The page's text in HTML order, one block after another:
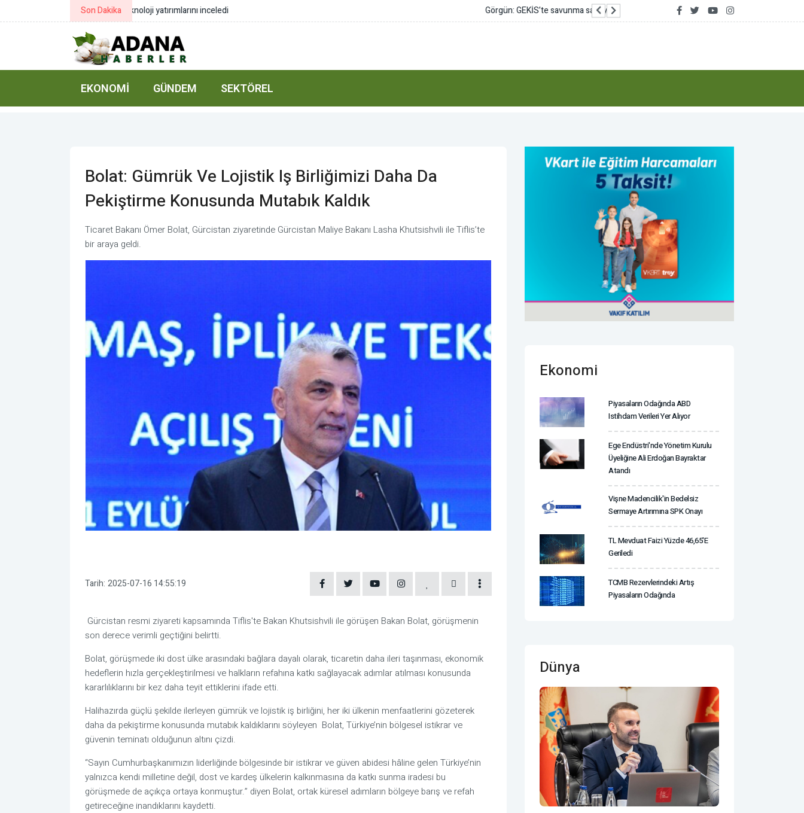
Son Dakika Görgün: GEKİS’te savunma sanayii teknolojisi sivil alana taşındı Karar Partisi Genel Başkanı Aydın: İlk işim
EKONOMI GÜNDEM SEKTÖREL
Bolat: Gümrük Ve Lojistik Iş Birliğimizi Daha Da
Pekiştirme Konusunda Mutabık Kaldık
Ticaret Bakanı Ömer Bolat, Gürcistan ziyaretinde Gürcistan Maliye Bakanı Lasha Khutsishvili ile Tiflis’te
bir araya geldi.
Tarih: 2025-07-16 14:55:19
Gürcistan resmi ziyareti kapsamında Tiflis'te Bakan Khutsishvili ile görüşen Bakan Bolat, görüşmenin
son derece verimli geçtiğini belirtti.
Bolat, görüşmede iki dost ülke arasındaki bağlara dayalı olarak, ticaretin daha ileri taşınması, ekonomik
hedeflerin hızla gerçekleştirilmesi ve halkların refahına katkı sağlayacak adımlar atılması konusunda
kararlılıklarını bir kez daha teyit ettiklerini ifade etti.
Halihazırda güçlü şekilde ilerleyen gümrük ve lojistik iş birliğini, her iki ülkenin menfaatlerini gözeterek
daha da pekiştirme konusunda mutabık kaldıklarını söyleyen Bolat, Türkiye’nin bölgesel istikrar ve
güvenin teminatı olduğunun altını çizdi.
“Sayın Cumhurbaşkanımızın liderliğinde bölgesinde bir istikrar ve güven abidesi hâline gelen Türkiye’nin
yalnızca kendi milletine değil, dost ve kardeş ülkelerin kalkınmasına da katkı sunma iradesi bu
görüşmede de açıkça ortaya konmuştur.” diyen Bolat, ortak küresel adımların bölgeye barış ve refah
getireceğine inandıklarını kaydetti.
Ekonomi
Piyasaların Odağında ABD
Istihdam Verileri Yer Alıyor
Ege Endüstri'nde Yönetim Kurulu
Üyeliğine Ali Erdoğan Bayraktar
Atandı
Vişne Madencilik'in Bedelsiz
Sermaye Artırımına SPK Onayı
TL Mevduat Faizi Yüzde 46,65'e
Geriledi
TCMB Rezervlerindeki Artış
Piyasaların Odağında
Dünya